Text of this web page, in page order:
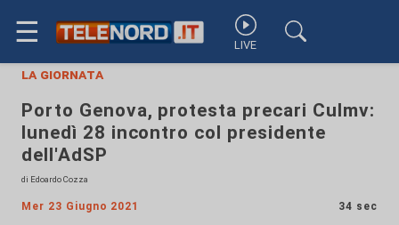
☰ LIVE
la giornata
Porto Genova, protesta precari Culmv:
lunedì 28 incontro col presidente
dell'AdSP
di Edoardo Cozza
Mer 23 Giugno 2021 34 sec